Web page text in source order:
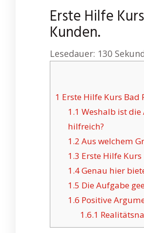
Erste Hilfe
Kunden.
Lesedauer: 130
1 Erste Hilfe Kurs
1.1 Weshalb ist
hilfreich?
1.2 Aus welchem
1.3 Erste Hilfe
1.4Genau hier
1.5 Die Aufgabe
1.6 Positive
1.6.1